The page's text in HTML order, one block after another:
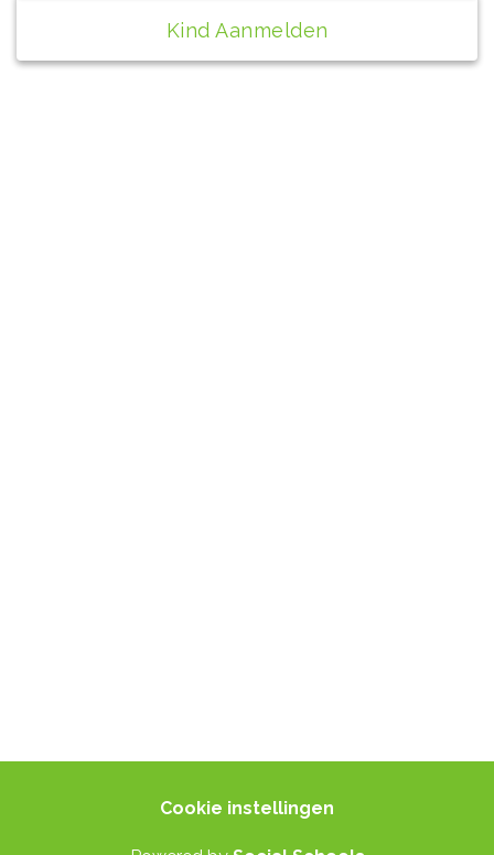
Kind Aanmelden
Cookie instellingen